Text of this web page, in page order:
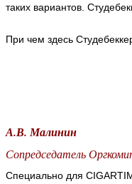
таких вариантов.
При чем здесь
А.В. Малинин
Сопредседатель
Специально для